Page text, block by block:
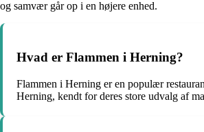
og samvær går op i en højere enhed.
Hvad er Flammen i Herning?
Flammen i Herning er en populær
Herning, kendt for deres store udvalg af